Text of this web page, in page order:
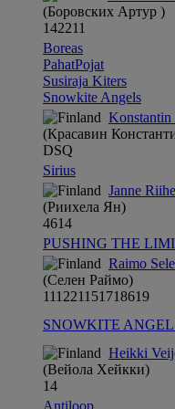
(Боровских Артур )
142211
Boreas
PahatPojat
Susiraja Kiters
Snowkite Angels
Konstantin
(Красавин
DSQ
Sirius
Janne
(Риихела Ян)
4614
PUSHING THE
Raimo
(Селен Раймо)
111221151718619
SNOWKITE
Heikki
(Вейола Хейкки)
14